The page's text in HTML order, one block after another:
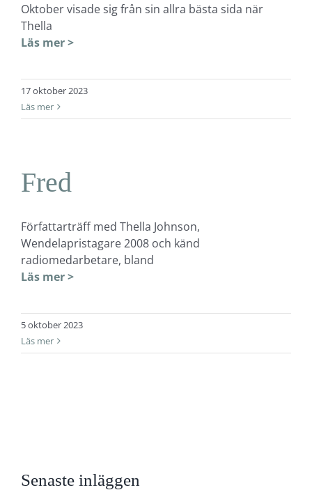
Oktober visade sig från sin allra bästa sida när
Thella
Läs mer >
17 oktober 2023
Läs mer
Fred
Författarträff med Thella Johnson,
Wendelapristagare 2008 och känd
radiomedarbetare, bland
Läs mer >
5 oktober 2023
Läs mer
Senaste inläggen